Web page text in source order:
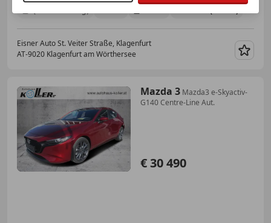
Eisner Auto St. Veiter Straße, Klagenfurt
AT-9020 Klagenfurt am Wörthersee
Mazda 3 Mazda3 e-Skyactiv-
G140 Centre-Line Aut.
€ 30 490